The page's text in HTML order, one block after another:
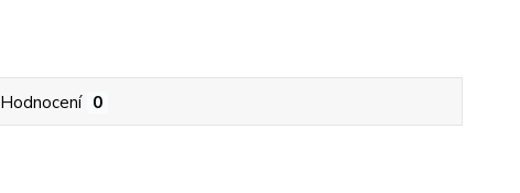
Hodnocení 0